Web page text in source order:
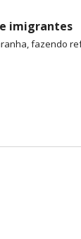
imigrantes
fazendo